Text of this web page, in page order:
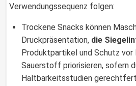
Verwendungssequenz folgen:
Trockene Snacks können
Druckpräsentation, die
Produktpartikel und Schutz
Sauerstoff priorisieren, sofern
Haltbarkeitsstudien